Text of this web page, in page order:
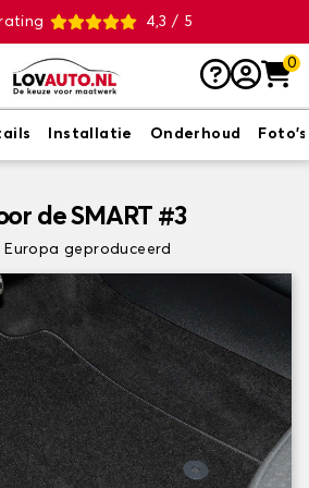
4,3 / 5
0
Installatie Onderhoud Foto's
de SMART #3
Europa geproduceerd